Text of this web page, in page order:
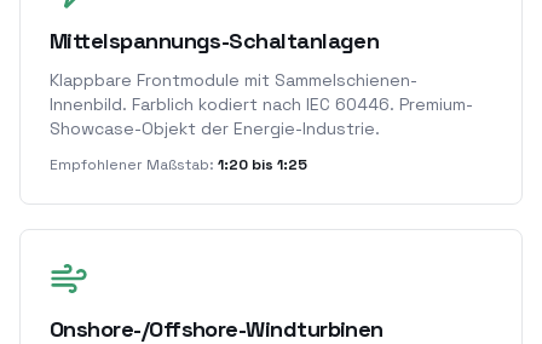
Mittelspannungs-Schaltanlagen
Klappbare Frontmodule mit Sammelschienen-
Innenbild. Farblich kodiert nach IEC 60446. Premium-
Showcase-Objekt der Energie-Industrie.
Empfohlener Maßstab: 1:20 bis 1:25
Onshore-/Offshore-Windturbinen